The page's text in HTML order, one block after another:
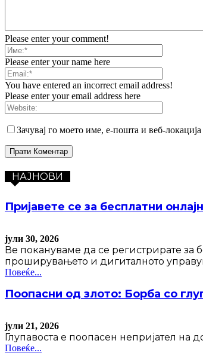
Please enter your comment!
Please enter your name here
You have entered an incorrect email address!
Please enter your email address here
Зачувај го моето име, е-пошта и веб-
НАЈНОВИ
Пријавете се за бесплатни
јули 30, 2026
Ве покануваме да се регистрирате за
проширувањето и дигиталното
Повеќе...
Поопасни од злото: Борба со
јули 21, 2026
Глупавоста е поопасен непријател
Повеќе...